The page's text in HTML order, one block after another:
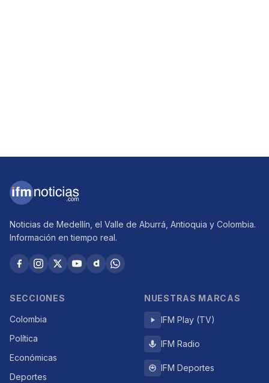
Noticias de Medellín, el Valle de Aburrá, Antioquia y Colombia.
Información en tiempo real.
SECCIONES
Colombia
Política
Económicas
Deportes
NUESTRAS MARCAS
IFM Play (TV)
IFM Radio
IFM Deportes